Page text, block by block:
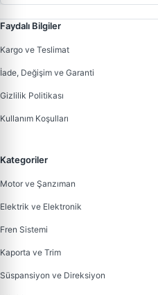
Faydalı Bilgiler
Kargo ve Teslimat
İade, Değişim ve Garanti
Gizlilik Politikası
Kullanım Koşulları
Kategoriler
Motor ve Şanzıman
Elektrik ve Elektronik
Fren Sistemi
Kaporta ve Trim
Süspansiyon ve Direksiyon